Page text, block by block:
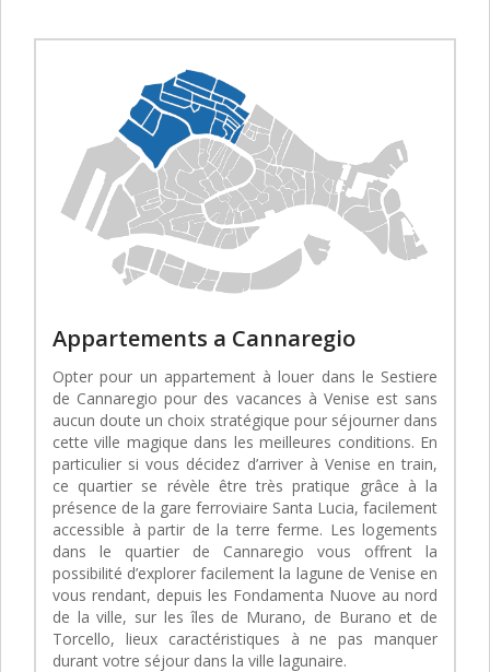
Appartements a Cannaregio
Opter pour un appartement à louer dans le Sestiere
de Cannaregio pour des vacances à Venise est sans
aucun doute un choix stratégique pour séjourner dans
cette ville magique dans les meilleures conditions. En
particulier si vous décidez d’arriver à Venise en train,
ce quartier se révèle être très pratique grâce à la
présence de la gare ferroviaire Santa Lucia, facilement
accessible à partir de la terre ferme. Les logements
dans le quartier de Cannaregio vous offrent la
possibilité d’explorer facilement la lagune de Venise en
vous rendant, depuis les Fondamenta Nuove au nord
de la ville, sur les îles de Murano, de Burano et de
Torcello, lieux caractéristiques à ne pas manquer
durant votre séjour dans la ville lagunaire.